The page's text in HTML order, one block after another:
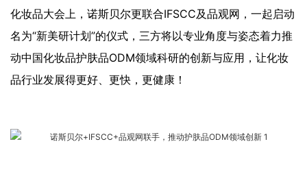
化妆品大会上，诺斯贝尔更联合IFSCC及品观网，一起启动
名为“新美研计划”的仪式，三方将以专业角度与姿态着力推
动中国化妆品护肤品ODM领域科研的创新与应用，让化妆
品行业发展得更好、更快，更健康！